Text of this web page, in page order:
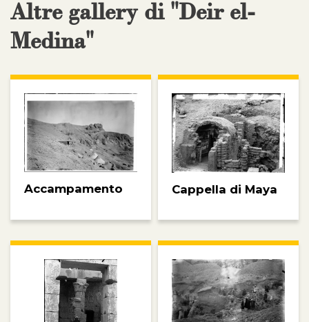
Altre gallery di "Deir el-
Medina"
Accampamento Cappella di Maya